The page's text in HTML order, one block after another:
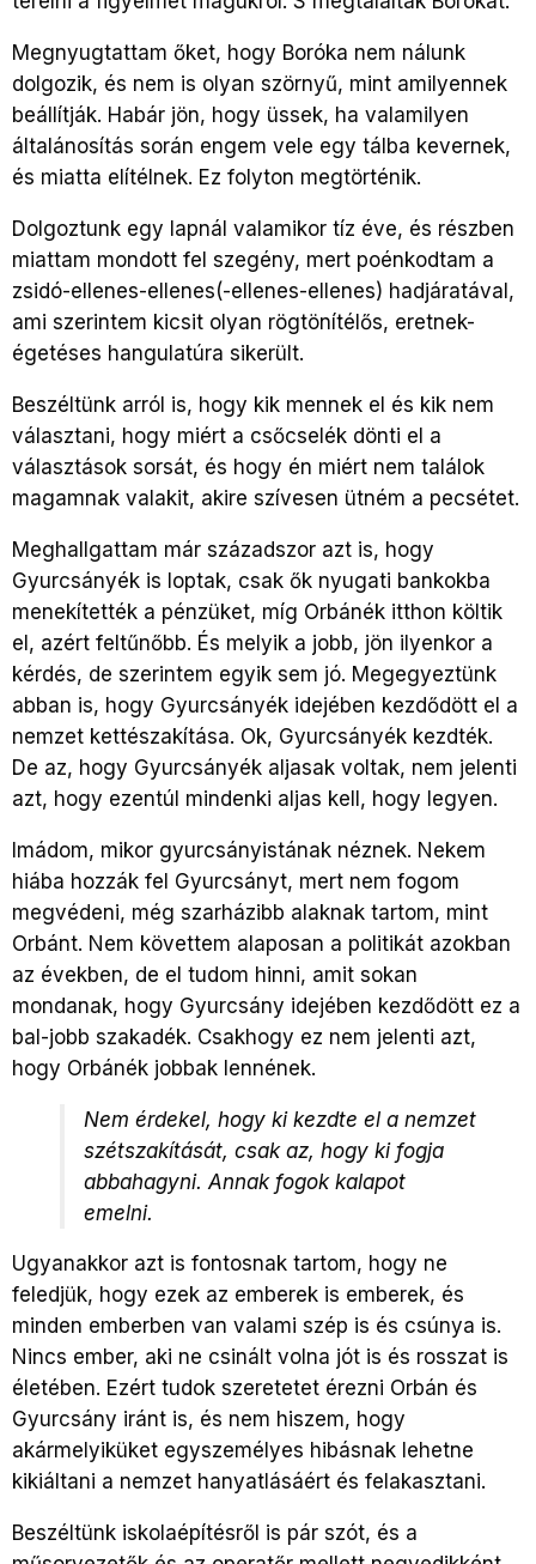
Megnyugtattam őket, hogy Boróka nem nálunk
dolgozik, és nem is olyan szörnyű, mint amilyennek
beállítják. Habár jön, hogy üssek, ha valamilyen
általánosítás során engem vele egy tálba kevernek,
és miatta elítélnek. Ez folyton megtörténik.
Dolgoztunk egy lapnál valamikor tíz éve, és részben
miattam mondott fel szegény, mert poénkodtam a
zsidó-ellenes-ellenes(-ellenes-ellenes) hadjáratával,
ami szerintem kicsit olyan rögtönítélős, eretnek-
égetéses hangulatúra sikerült.
Beszéltünk arról is, hogy kik mennek el és kik nem
választani, hogy miért a csőcselék dönti el a
választások sorsát, és hogy én miért nem találok
magamnak valakit, akire szívesen ütném a pecsétet.
Meghallgattam már századszor azt is, hogy
Gyurcsányék is loptak, csak ők nyugati bankokba
menekítették a pénzüket, míg Orbánék itthon költik
el, azért feltűnőbb. És melyik a jobb, jön ilyenkor a
kérdés, de szerintem egyik sem jó. Megegyeztünk
abban is, hogy Gyurcsányék idejében kezdődött el a
nemzet kettészakítása. Ok, Gyurcsányék kezdték.
De az, hogy Gyurcsányék aljasak voltak, nem jelenti
azt, hogy ezentúl mindenki aljas kell, hogy legyen.
Imádom, mikor gyurcsányistának néznek. Nekem
hiába hozzák fel Gyurcsányt, mert nem fogom
megvédeni, még szarházibb alaknak tartom, mint
Orbánt. Nem követtem alaposan a politikát azokban
az években, de el tudom hinni, amit sokan
mondanak, hogy Gyurcsány idejében kezdődött ez a
bal-jobb szakadék. Csakhogy ez nem jelenti azt,
hogy Orbánék jobbak lennének.
Nem érdekel, hogy ki kezdte el a nemzet
szétszakítását, csak az, hogy ki fogja
abbahagyni. Annak fogok kalapot
emelni.
Ugyanakkor azt is fontosnak tartom, hogy ne
feledjük, hogy ezek az emberek is emberek, és
minden emberben van valami szép is és csúnya is.
Nincs ember, aki ne csinált volna jót is és rosszat is
életében. Ezért tudok szeretetet érezni Orbán és
Gyurcsány iránt is, és nem hiszem, hogy
akármelyiküket egyszemélyes hibásnak lehetne
kikiáltani a nemzet hanyatlásáért és felakasztani.
Beszéltünk iskolaépítésről is pár szót, és a